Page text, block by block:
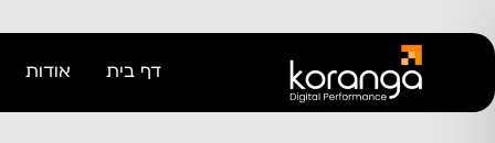
דף בית אודות